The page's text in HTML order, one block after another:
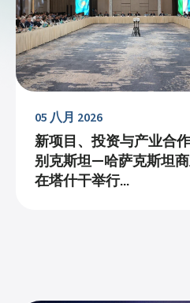
05 八月 2026
新项目、投资与产业合
别克斯坦—哈萨克斯坦
在塔什干举行...